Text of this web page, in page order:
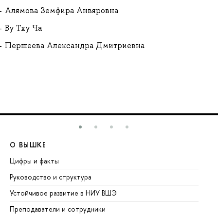
Алямова Земфира Анвяровна
Ву Тху Ча
Першеева Александра Дмитриевна
О ВЫШКЕ
Цифры и факты
Руководство и структура
Устойчивое развитие в НИУ ВШЭ
Преподаватели и сотрудники